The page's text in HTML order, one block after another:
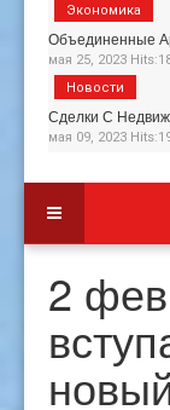
Объединенные
мая 25, 2023
Экономика
Сделки С
мая 09, 2023
Новости
2